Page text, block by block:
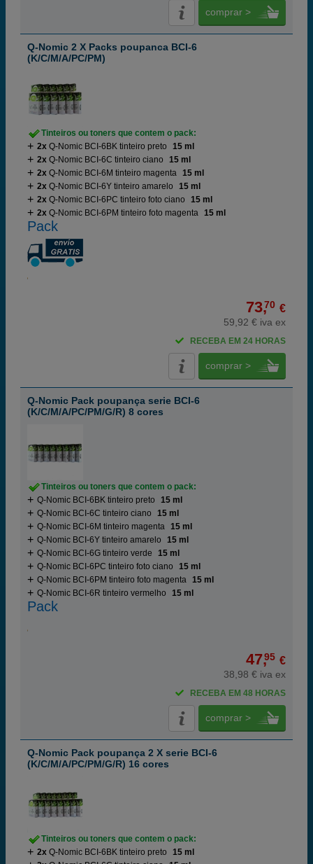
comprar >
Q-Nomic 2 X Packs poupanca BCI-6
(K/C/M/A/PC/PM)
Tinteiros ou toners que contem o pack:
2x Q-Nomic BCI-6BK tinteiro preto
15 ml
2x Q-Nomic BCI-6C tinteiro ciano
15 ml
2x Q-Nomic BCI-6M tinteiro magenta 15 ml
2x Q-Nomic BCI-6Y tinteiro amarelo
15 ml
2x Q-Nomic BCI-6PC tinteiro foto ciano
15 ml
2x Q-Nomic BCI-6PM tinteiro foto magenta 15 ml
Pack
73,70 €
59,92 € iva ex
RECEBA EM 24 HORAS
comprar >
Q-Nomic Pack poupança serie BCI-6
(K/C/M/A/PC/PM/G/R) 8 cores
Tinteiros ou toners que contem o pack:
Q-Nomic BCI-6BK tinteiro preto
15 ml
Q-Nomic BCI-6C tinteiro ciano
15 ml
Q-Nomic BCI-6M tinteiro magenta 15 ml
Q-Nomic BCI-6Y tinteiro amarelo
15 ml
Q-Nomic BCI-6G tinteiro verde
15 ml
Q-Nomic BCI-6PC tinteiro foto ciano
15 ml
Q-Nomic BCI-6PM tinteiro foto magenta 15 ml
Q-Nomic BCI-6R tinteiro vermelho
15 ml
Pack
47,95 €
38,98 € iva ex
RECEBA EM 48 HORAS
comprar >
Q-Nomic Pack poupança 2 X serie BCI-6
(K/C/M/A/PC/PM/G/R) 16 cores
Tinteiros ou toners que contem o pack:
2x Q-Nomic BCI-6BK tinteiro preto
15 ml